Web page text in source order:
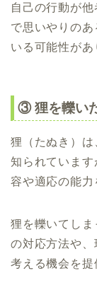
自己の行動が
で思いやりの
いる可能性があ
③ 狸を轢い
狸（たぬき）は
知られていま
容や適応の能力
狸を轢いてし
の対応方法や、
考える機会を提